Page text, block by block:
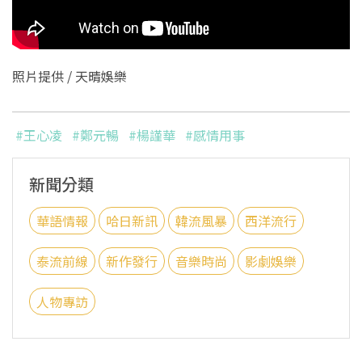
照片提供 / 天晴娛樂
#王心凌 #鄭元暢 #楊謹華 #感情用事
新聞分類
華語情報 哈日新訊 韓流風暴 西洋流行
泰流前線 新作發行 音樂時尚 影劇娛樂
人物專訪